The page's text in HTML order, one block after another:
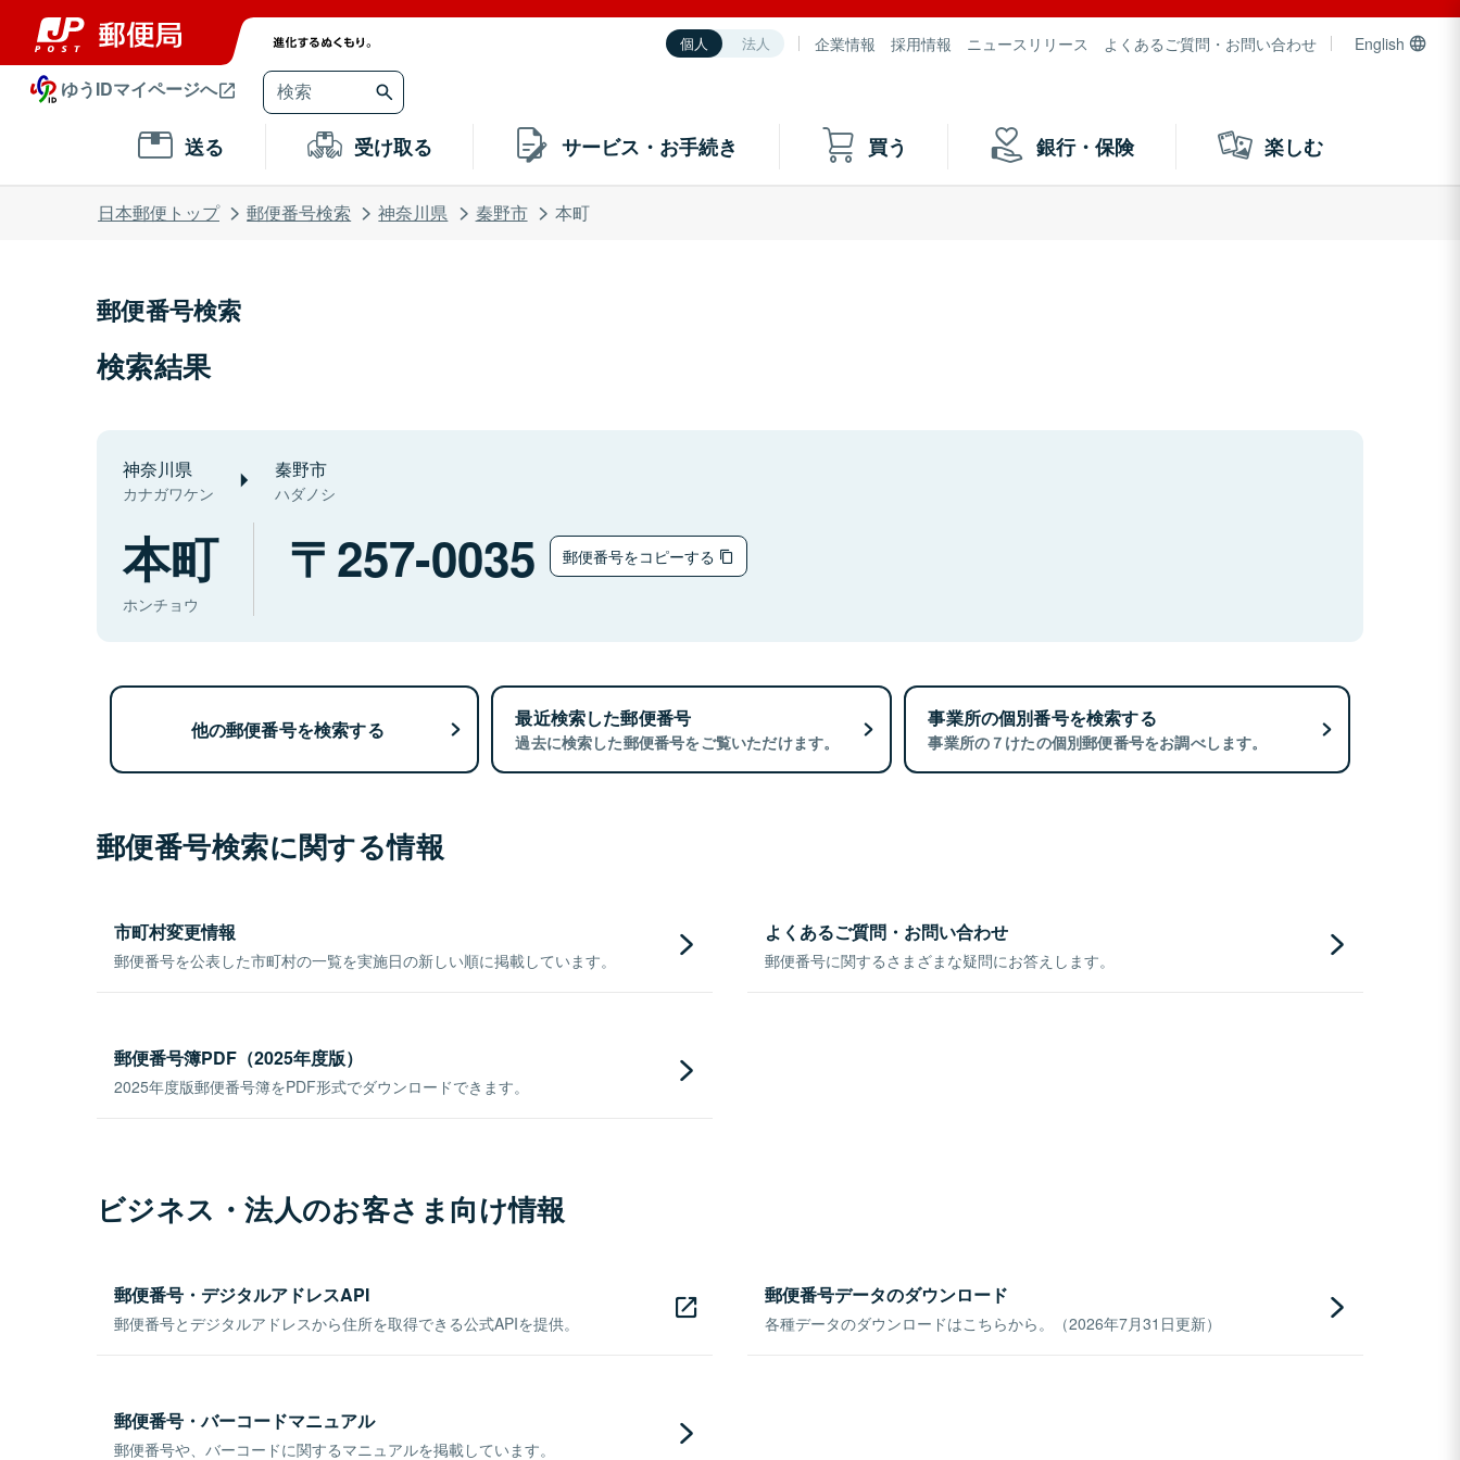
個人 法人 企業情報 採用情報 ニュースリリース よくあるご質問・お問い合わせ English
ゆうIDマイページへ
送る 受け取る サービス・お手続き 買う 銀行・保険 楽しむ
日本郵便トップ 郵便番号検索 神奈川県 秦野市 本町
郵便番号検索
検索結果
神奈川県
カナガワケン
秦野市
ハダノシ
本町
ホンチョウ
257-0035 郵便番号をコピーする
他の郵便番号を検索する 最近検索した郵便番号
過去に検索した郵便番号をご覧いただけます。
事業所の個別番号を検索する
事業所の７けたの個別郵便番号をお調べします。
郵便番号検索に関する情報
市町村変更情報
郵便番号を公表した市町村の一覧を実施日の新しい順に掲載しています。
よくあるご質問・お問い合わせ
郵便番号に関するさまざまな疑問にお答えします。
郵便番号簿PDF（2025年度版）
2025年度版郵便番号簿をPDF形式でダウンロードできます。
ビジネス・法人のお客さま向け情報
郵便番号・デジタルアドレスAPI
郵便番号とデジタルアドレスから住所を取得できる公式APIを提供。
郵便番号データのダウンロード
各種データのダウンロードはこちらから。（2026年7月31日更新）
郵便番号・バーコードマニュアル
郵便番号や、バーコードに関するマニュアルを掲載しています。